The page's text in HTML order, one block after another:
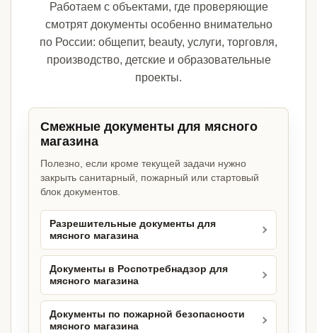
Работаем с объектами, где проверяющие
смотрят документы особенно внимательно
по России: общепит, beauty, услуги, торговля,
производство, детские и образовательные
проекты.
Смежные документы для мясного
магазина
Полезно, если кроме текущей задачи нужно
закрыть санитарный, пожарный или стартовый
блок документов.
Разрешительные документы для
мясного магазина
Документы в Роспотребнадзор для
мясного магазина
Документы по пожарной безопасности
мясного магазина